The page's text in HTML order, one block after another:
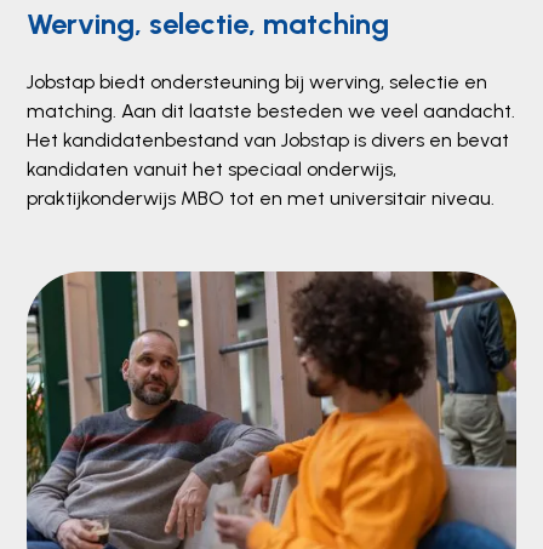
Werving, selectie, matching
Jobstap biedt ondersteuning bij werving, selectie en
matching. Aan dit laatste besteden we veel aandacht.
Het kandidatenbestand van Jobstap is divers en bevat
kandidaten vanuit het speciaal onderwijs,
praktijkonderwijs MBO tot en met universitair niveau.